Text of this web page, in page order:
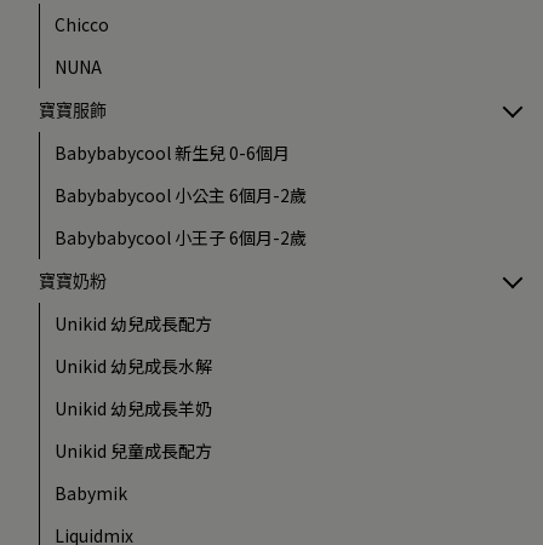
Chicco
NUNA
寶寶服飾
Babybabycool 新生兒 0-6個月
Babybabycool 小公主 6個月-2歲
Babybabycool 小王子 6個月-2歲
寶寶奶粉
Unikid 幼兒成長配方
Unikid 幼兒成長水解
Unikid 幼兒成長羊奶
Unikid 兒童成長配方
Babymik
Liquidmix